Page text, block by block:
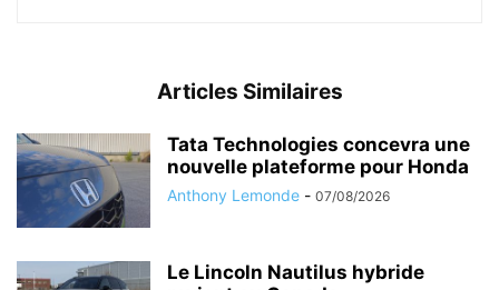
Articles Similaires
Tata Technologies concevra une
nouvelle plateforme pour Honda
Anthony Lemonde - 07/08/2026
Le Lincoln Nautilus hybride